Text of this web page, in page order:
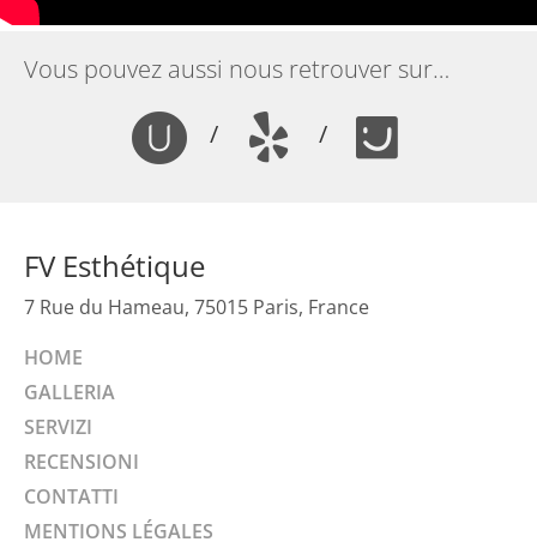
Vous pouvez aussi nous retrouver sur…
/
/
FV Esthétique
7 Rue du Hameau, 75015 Paris, France
HOME
GALLERIA
SERVIZI
RECENSIONI
CONTATTI
MENTIONS LÉGALES